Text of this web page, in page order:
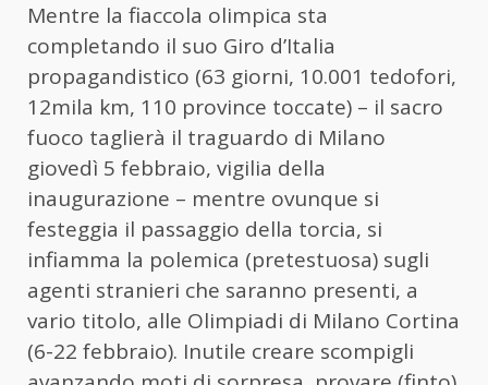
Mentre la fiaccola olimpica sta
completando il suo Giro d’Italia
propagandistico (63 giorni, 10.001 tedofori,
12mila km, 110 province toccate) – il sacro
fuoco taglierà il traguardo di Milano
giovedì 5 febbraio, vigilia della
inaugurazione – mentre ovunque si
festeggia il passaggio della torcia, si
infiamma la polemica (pretestuosa) sugli
agenti stranieri che saranno presenti, a
vario titolo, alle Olimpiadi di Milano Cortina
(6-22 febbraio). Inutile creare scompigli